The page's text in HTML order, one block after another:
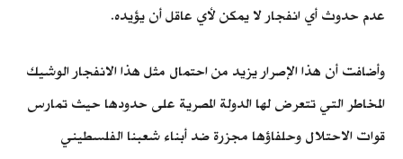
عدم حدوث أي انفجار لا يمكن لأي عاقل أن يؤيده.
وأضافت أن هذا الإصرار يزيد من احتمال مثل هذا الانفجار الوشيك
المخاطر التي تتعرض لها الدولة المصرية على حدودها حيث تمارس
قوات الاحتلال وحلفاؤها مجزرة ضد أبناء شعبنا الفلسطيني